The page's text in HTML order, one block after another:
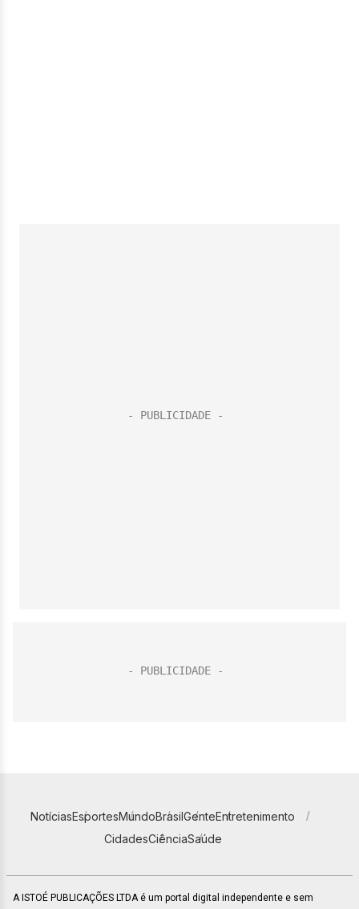
NotíciasEsportesMundoBrasilGenteEntretenimento
CidadesCiênciaSaúde
A ISTOÉ PUBLICAÇÕES LTDA é um portal digital independente e sem